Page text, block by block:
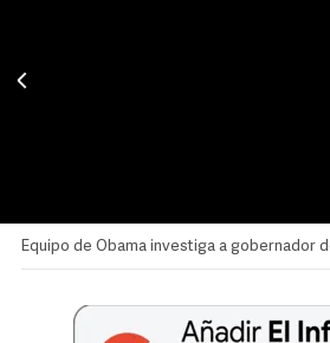
Equipo de Obama investiga a gobernador